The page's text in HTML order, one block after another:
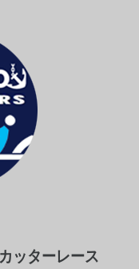
ッターレース